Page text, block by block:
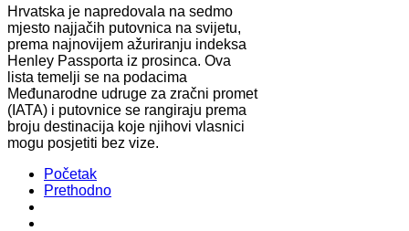
Hrvatska je napredovala na sedmo
mjesto najjačih putovnica na svijetu,
prema najnovijem ažuriranju indeksa
Henley Passporta iz prosinca. Ova
lista temelji se na podacima
Međunarodne udruge za zračni promet
(IATA) i putovnice se rangiraju prema
broju destinacija koje njihovi vlasnici
mogu posjetiti bez vize.
Početak
Prethodno